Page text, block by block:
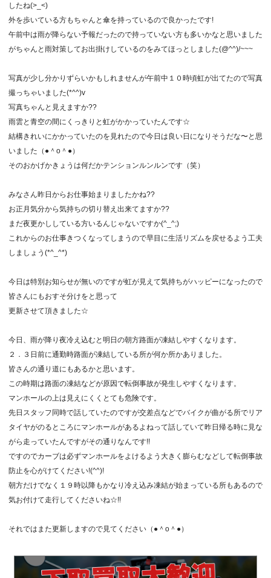
したね(>_<)
外を歩いている方もちゃんと傘を持っているので良かったです!
午前中は雨が降らない予報だったので持っていない方も多いかなと思いました
がちゃんと雨対策してお出掛けしているのをみてほっとしました(@^^)/~~~
写真が少し分かりずらいかもしれませんが午前中１０時頃虹が出てたので写真
撮っちゃいました(*^^)v
写真ちゃんと見えますか??
雨雲と青空の間にくっきりと虹がかかっていたんです☆
結構きれいにかかっていたのを見れたので今日は良い日になりそうだな〜と思
いました（●＾o＾●）
そのおかげかきょうは何だかテンションルンルンです（笑）
みなさん昨日からお仕事始まりましたかね??
お正月気分から気持ちの切り替え出来てますか??
まだ夜更かししている方いるんじゃないですか(^_^;)
これからのお仕事きつくなってしまうので早目に生活リズムを戻せるよう工夫
しましょう(*^_^*)
今日は特別お知らせが無いのですが虹が見えて気持ちがハッピーになったので
皆さんにもおすそ分けをと思って
更新させて頂きました☆
今日、雨が降り夜冷え込むと明日の朝方路面が凍結しやすくなります。
２．３日前に通勤時路面が凍結している所が何か所かありました。
皆さんの通り道にもあるかと思います。
この時期は路面の凍結などが原因で転倒事故が発生しやすくなります。
マンホールの上は見えにくくとても危険です。
先日スタッフ同時で話していたのですが交差点などでバイクが曲がる所でリア
タイヤがのるところにマンホールがあるよねって話していて昨日帰る時に見な
がら走っていたんですがその通りなんです!!
ですのでカーブは必ずマンホールをよけるよう大きく膨らむなどして転倒事故
防止を心がけてください!(^^)!
朝方だけでなく１９時以降もかなり冷え込み凍結が始まっている所もあるので
気お付けて走行してくださいね☆!!
それではまた更新しますので見てください（●＾o＾●）